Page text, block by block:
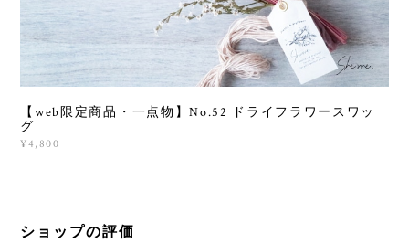
【web限定商品・一点物】No.52 ドライフラワースワッ
グ
¥4,800
ショップの評価